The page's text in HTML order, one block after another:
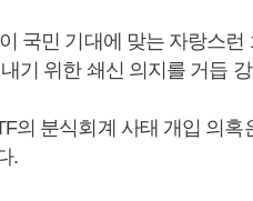
국민 기대에 맞는 자랑스
기 위한 쇄신 의지를 거듭
의 분식회계 사태 개입 의
.